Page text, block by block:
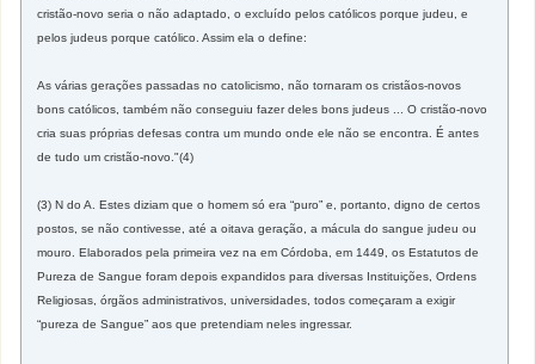
cristão-novo seria o não adaptado, o excluído pelos católicos porque judeu, e
pelos judeus porque católico. Assim ela o define:
As várias gerações passadas no catolicismo, não tornaram os cristãos-novos
bons católicos, também não conseguiu fazer deles bons judeus ... O cristão-novo
cria suas próprias defesas contra um mundo onde ele não se encontra. É antes
de tudo um cristão-novo."(4)
(3) N do A. Estes diziam que o homem só era “puro” e, portanto, digno de certos
postos, se não contivesse, até a oitava geração, a mácula do sangue judeu ou
mouro. Elaborados pela primeira vez na em Córdoba, em 1449, os Estatutos de
Pureza de Sangue foram depois expandidos para diversas Instituições, Ordens
Religiosas, órgãos administrativos, universidades, todos começaram a exigir
“pureza de Sangue” aos que pretendiam neles ingressar.